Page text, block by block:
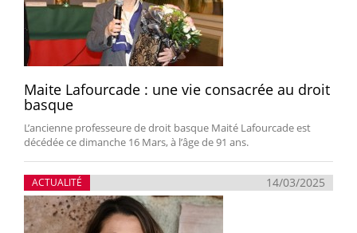
Maite Lafourcade : une vie consacrée au droit
basque
L’ancienne professeure de droit basque Maité Lafourcade est
décédée ce dimanche 16 Mars, à l’âge de 91 ans.
ACTUALITÉ 14/03/2025